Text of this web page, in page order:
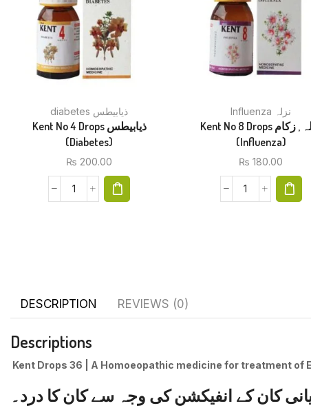
diabetes ذیابیطس
Kent No 4 Drops ذیابیطس
(Diabetes)
₨ 200.00
Influenza نزلہ
Kent No 8 Drops نزلہ , زکام
(Influenza)
₨ 180.00
DESCRIPTION REVIEWS (0)
Descriptions
Kent Drops 36 | A Homoeopathic medicine for treatment of
کان کے انفیکشن کی وجہ سے کان کا درد۔